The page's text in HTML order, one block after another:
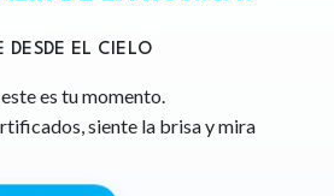
DESDE EL CIELO
es tu momento.
siente la brisa y mira